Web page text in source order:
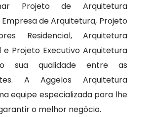
Projeto de Arquitetura
de Arquitetura, Projeto
Residencial, Arquitetura
e Projeto Executivo Arquitetura
sua qualidade entre as
A Aggelos Arquitetura
equipe especializada para lhe
o melhor negócio.